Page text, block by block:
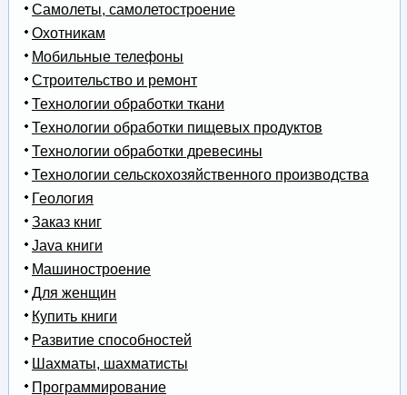
Самолеты, самолетостроение
Охотникам
Мобильные телефоны
Строительство и ремонт
Технологии обработки ткани
Технологии обработки пищевых продуктов
Технологии обработки древесины
Технологии сельскохозяйственного производства
Геология
Заказ книг
Java книги
Машиностроение
Для женщин
Купить книги
Развитие способностей
Шахматы, шахматисты
Программирование